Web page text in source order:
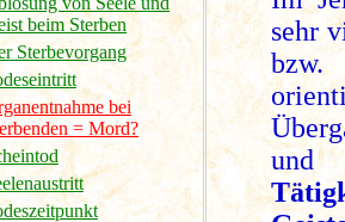
beim Sterben
Sterbevorgang
bei
= Mord?
sehr